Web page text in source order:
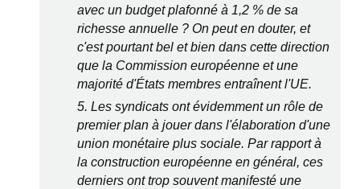
avec un budget plafonné à 1,2 % de sa
richesse annuelle ? On peut en douter, et
c'est pourtant bel et bien dans cette direction
que la Commission européenne et une
majorité d'États membres entraînent l'UE.
5. Les syndicats ont évidemment un rôle de
premier plan à jouer dans l'élaboration d'une
union monétaire plus sociale. Par rapport à
la construction européenne en général, ces
derniers ont trop souvent manifesté une